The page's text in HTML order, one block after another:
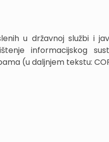
u državnoj službi i
informacijskog
(u daljnjem tekstu: